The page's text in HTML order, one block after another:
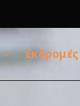
Εκδρομές